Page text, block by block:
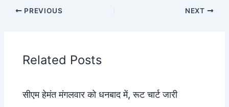
PREVIOUS NEXT
Related Posts
सीएम हेमंत मंगलवार को धनबाद में, रूट चार्ट जारी